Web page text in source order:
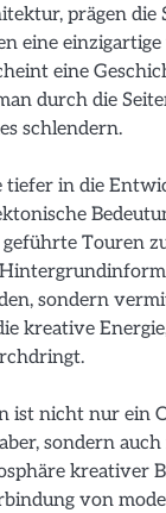
prägen die
eine
eine
durch die
schlendern.
tiefer in die
Touren
sondern
kreative
ist nicht nur ein
sondern auch
kreativer
von